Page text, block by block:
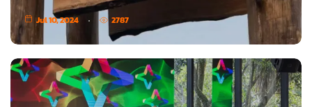
Jul 10, 2024 2787